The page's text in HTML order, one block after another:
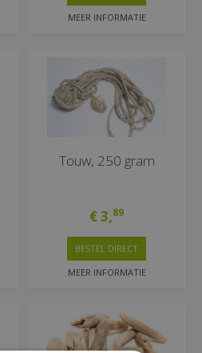
MEER INFORMATIE
Touw, 250 gram
€3,89
MEER INFORMATIE
BESTEL DIRECT